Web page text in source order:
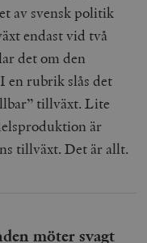
av svensk politik
endast vid två
det om den
en rubrik slås det
tillväxt. Lite
är
tillväxt. Det är allt.
möter svagt